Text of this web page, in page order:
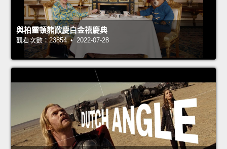
與柏靈頓熊歡慶白金禧慶典
觀看次數：23854 • 2022-07-28